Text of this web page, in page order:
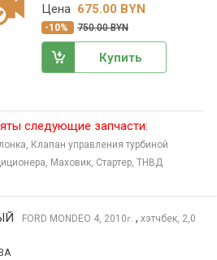
Цена 675.00 BYN
-10% 750.00 BYN
Купить
следующие запчасти:
Клапан управления турбиной
Маховик, Стартер, ТНВД
FORD MONDEO 4, 2010г. , хэтчбек, 2,0